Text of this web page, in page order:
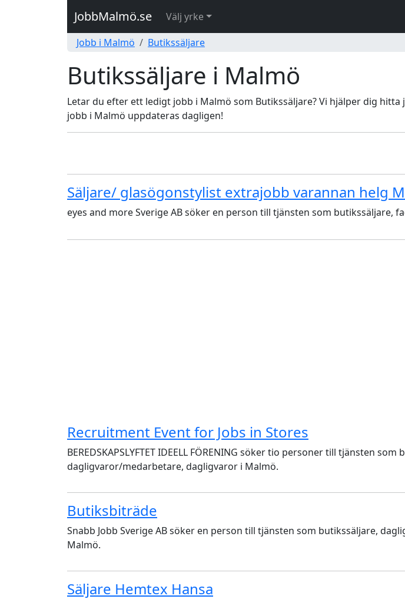
JobbMalmö.se
Välj yrke
Jobb i Malmö
Butikssäljare
Butikssäljare i Malmö
Letar du efter ett ledigt jobb i Malmö som Butikssäljare? Vi hjälper dig
jobb i Malmö uppdateras dagligen!
Säljare/ glasögonstylist extrajobb varannan helg
eyes and more Sverige AB söker en person till tjänsten som butikssäljare,
Recruitment Event for Jobs in Stores
BEREDSKAPSLYFTET IDEELL FÖRENING söker tio personer till tjänsten som
dagligvaror/medarbetare, dagligvaror i Malmö.
Butiksbiträde
Snabb Jobb Sverige AB söker en person till tjänsten som butikssäljare,
Malmö.
Säljare Hemtex Hansa